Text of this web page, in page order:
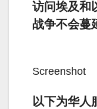
访问埃及和
战争不会蔓
Screenshot
以下为华人